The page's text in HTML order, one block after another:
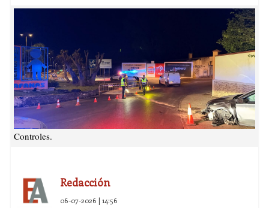
Controles.
Redacción
06-07-2026 | 14:56